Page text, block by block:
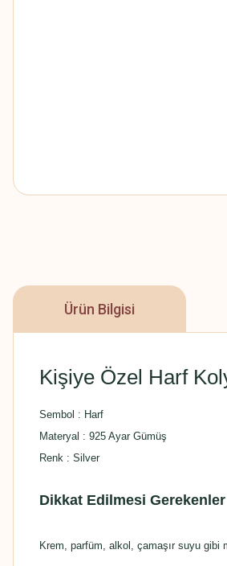
Ürün Bilgisi
Kişiye Özel Harf
Sembol : Harf
Materyal : 925 Ayar Gümüş
Renk : Silver
Dikkat Edilmesi
Krem, parfüm, alkol, çamaşır suyu gibi